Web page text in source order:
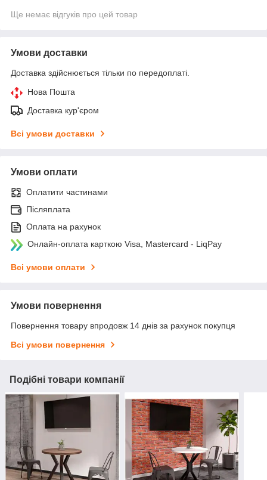
Ще немає відгуків про цей товар
Умови доставки
Доставка здійснюється тільки по передоплаті.
Нова Пошта
Доставка кур'єром
Всі умови доставки
Умови оплати
Оплатити частинами
Післяплата
Оплата на рахунок
Онлайн-оплата карткою Visa, Mastercard - LiqPay
Всі умови оплати
Умови повернення
Повернення товару впродовж 14 днів за рахунок покупця
Всі умови повернення
Подібні товари компанії